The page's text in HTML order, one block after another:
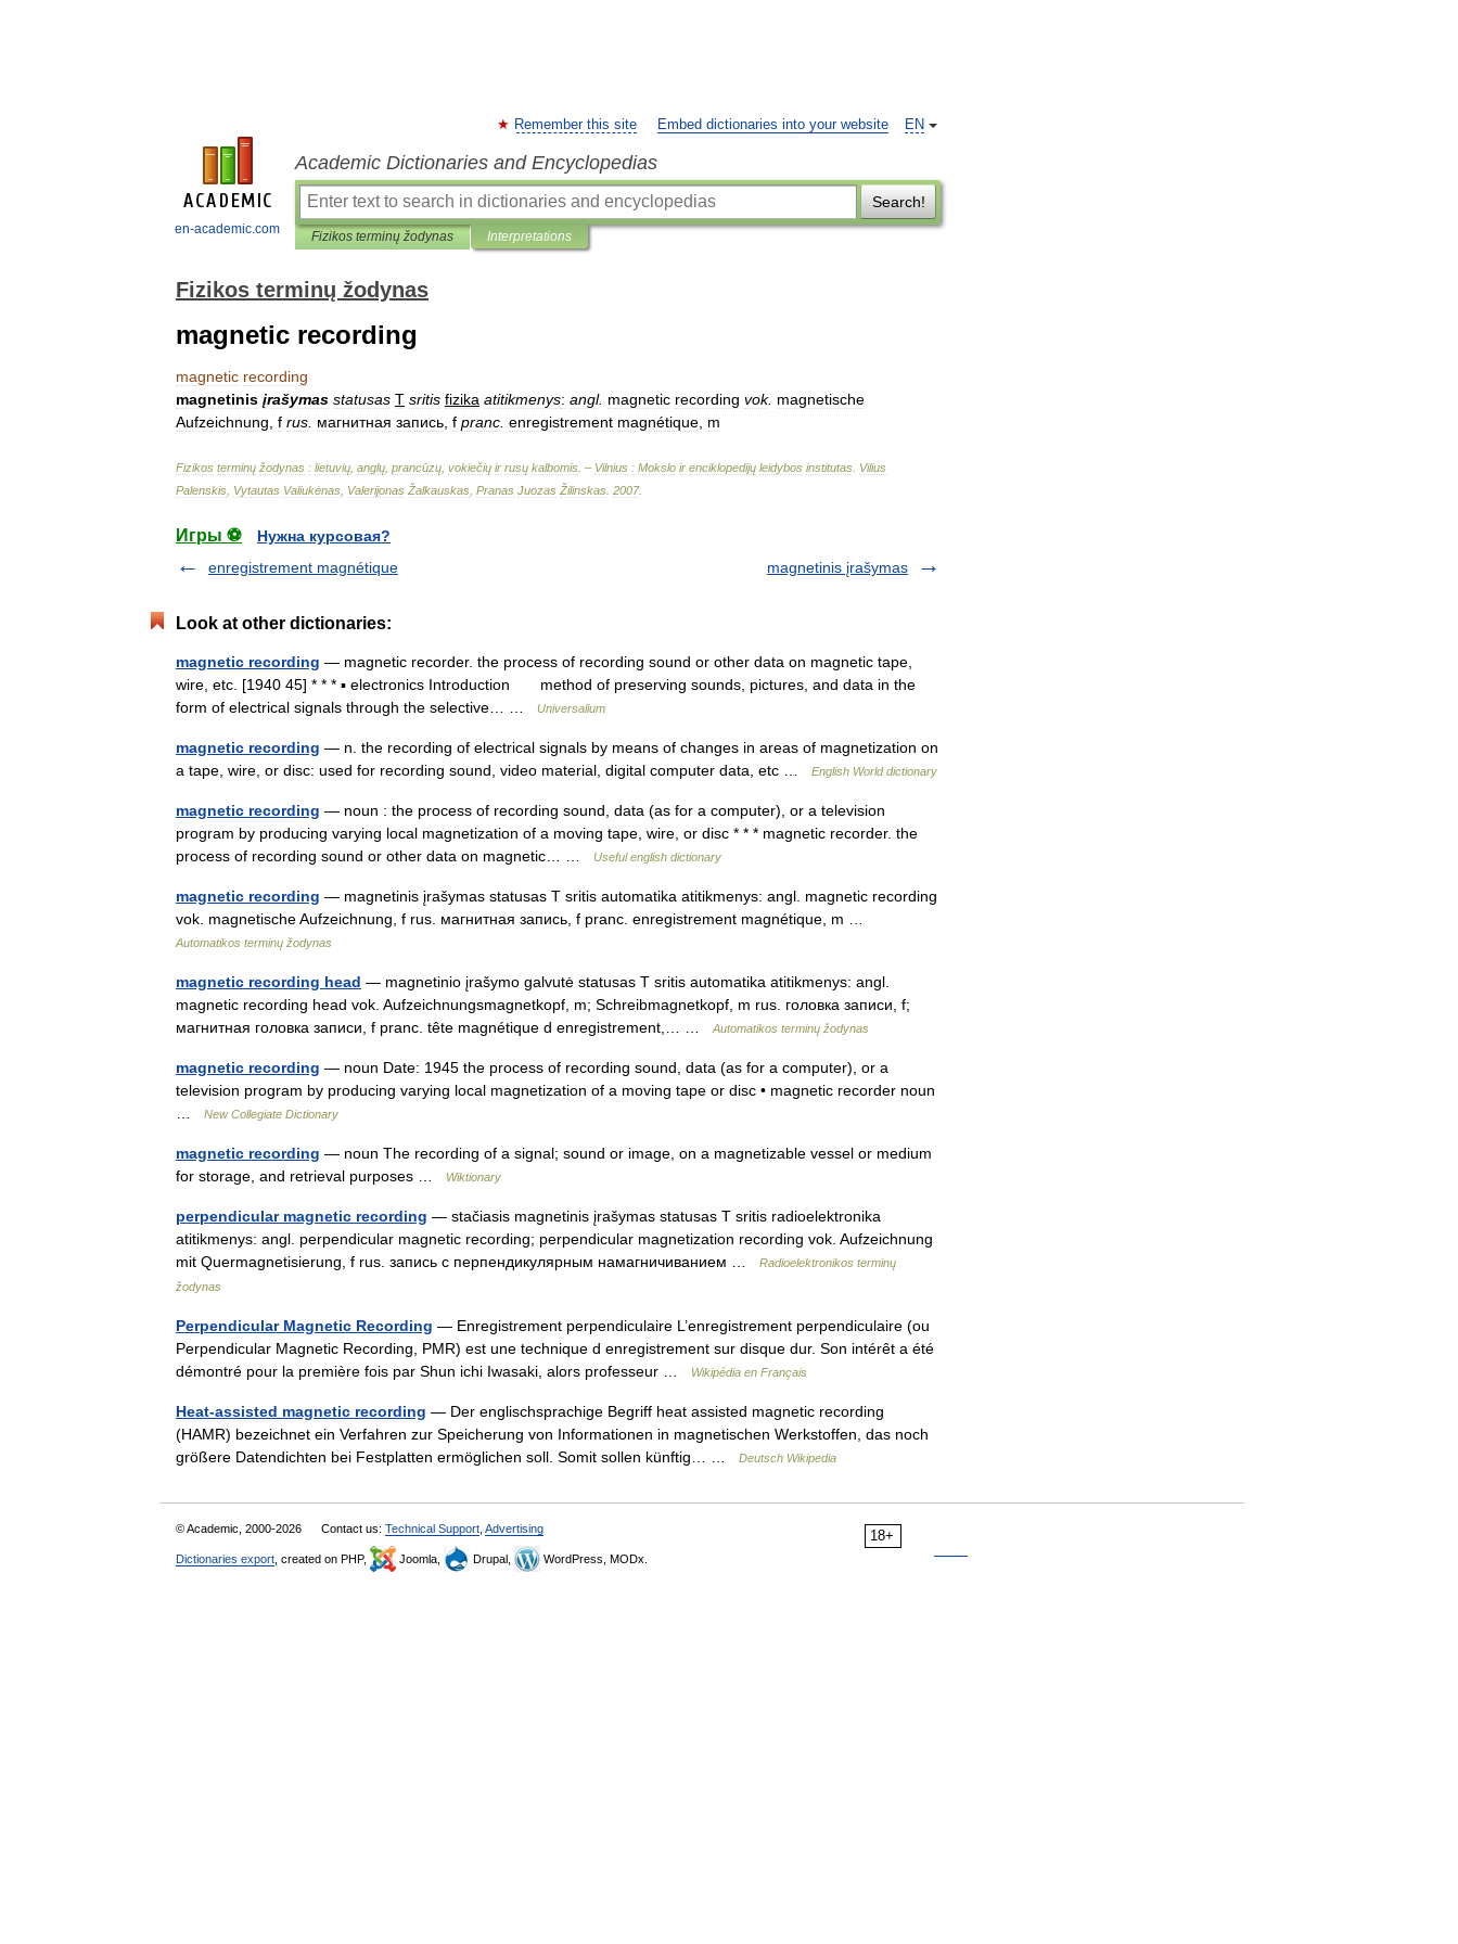
en-academic.com
EN
Remember this site Embed dictionaries into your website
Academic Dictionaries and Encyclopedias
Search!
Fizikos terminų žodynas Interpretations
Fizikos terminų žodynas
magnetic recording
magnetic recording
magnetinis įrašymas statusas T sritis fizika atitikmenys: angl. magnetic recording vok. magnetische
Aufzeichnung f rus магнитная запись f pranc enregistrement magnétique m
Fizikos terminų žodynas : lietuvių anglų prancūzų vokiečių ir rusų kalbomis . – Vilnius : Mokslo ir enciklopedijų leidybos institutas Vilius
Palenskis Vytautas Valiukėnas Valerijonas Žalkauskas Pranas Juozas Žilinskas 2007.
Игры ⚽
Нужна курсовая?
enregistrement magnétique
magnetinis įrašymas
Look at other dictionaries:
magnetic recording — magnetic recorder. the process of recording sound or other data on magnetic tape,
wire, etc. [1940 45] * * * ▪ electronics Introduction method of preserving sounds, pictures, and data in the
form of electrical signals through the selective… …
Universalium
magnetic recording — n. the recording of electrical signals by means of changes in areas of magnetization on
a tape, wire, or disc: used for recording sound, video material, digital computer data, etc …
English World dictionary
magnetic recording — noun : the process of recording sound, data (as for a computer), or a television
program by producing varying local magnetization of a moving tape, wire, or disc * * * magnetic recorder. the
process of recording sound or other data on magnetic… …
Useful english dictionary
magnetic recording — magnetinis įrašymas statusas T sritis automatika atitikmenys: angl. magnetic recording
vok. magnetische Aufzeichnung, f rus. магнитная запись, f pranc. enregistrement magnétique, m …
Automatikos terminų žodynas
magnetic recording head — magnetinio įrašymo galvutė statusas T sritis automatika atitikmenys: angl.
magnetic recording head vok. Aufzeichnungsmagnetkopf, m; Schreibmagnetkopf, m rus. головка записи, f;
магнитная головка записи, f pranc. tête magnétique d enregistrement,… …
Automatikos terminų žodynas
magnetic recording — noun Date: 1945 the process of recording sound, data (as for a computer), or a
television program by producing varying local magnetization of a moving tape or disc • magnetic recorder noun
New Collegiate Dictionary
magnetic recording — noun The recording of a signal; sound or image, on a magnetizable vessel or medium
for storage, and retrieval purposes …
Wiktionary
perpendicular magnetic recording — stačiasis magnetinis įrašymas statusas T sritis radioelektronika
atitikmenys: angl. perpendicular magnetic recording; perpendicular magnetization recording vok. Aufzeichnung
mit Quermagnetisierung, f rus. запись с перпендикулярным намагничиванием …
Radioelektronikos terminų
žodynas
Perpendicular Magnetic Recording — Enregistrement perpendiculaire L’enregistrement perpendiculaire (ou
Perpendicular Magnetic Recording, PMR) est une technique d enregistrement sur disque dur. Son intérêt a été
démontré pour la première fois par Shun ichi Iwasaki, alors professeur …
Wikipédia en Français
Heat-assisted magnetic recording — Der englischsprachige Begriff heat assisted magnetic recording
(HAMR) bezeichnet ein Verfahren zur Speicherung von Informationen in magnetischen Werkstoffen, das noch
größere Datendichten bei Festplatten ermöglichen soll. Somit sollen künftig… …
Deutsch Wikipedia
18+
© Academic, 2000-2026 Contact us: Technical Support Advertising
Dictionaries export , created on PHP, Joomla, Drupal, WordPress, MODx.